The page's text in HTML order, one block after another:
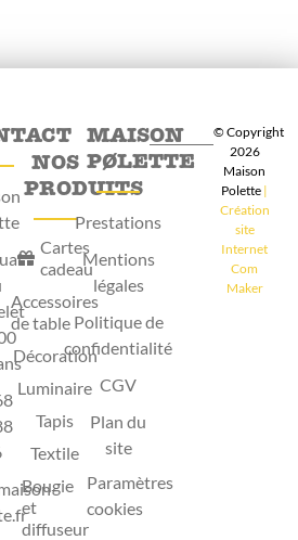
NOS
PRODUITS
Cartes
cadeau
Accessoires
de table
Décoration
Luminaire
Tapis
Textile
Bougie
et
diffuseur
MAISON
PØLETTE
Prestations
Mentions
légales
Politique de
confidentialité
CGV
Plan du
site
Paramètres
cookies
© Copyright
2026
Maison
Polette |
Création
site
Internet
Com
Maker